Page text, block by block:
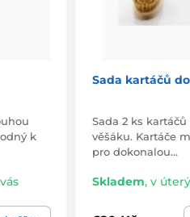
k
Sada kartáčů
Sada 2 ks
věšáku. Kartáče
pro dokonalou…
Skladem, v úterý